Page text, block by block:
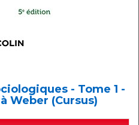
- Tome 1 -
Weber (Cursus)